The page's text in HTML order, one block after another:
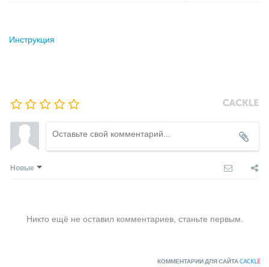
Инструкция
Новые
Никто ещё не оставил комментариев, станьте первым.
КОММЕНТАРИИ ДЛЯ САЙТАCACKLE